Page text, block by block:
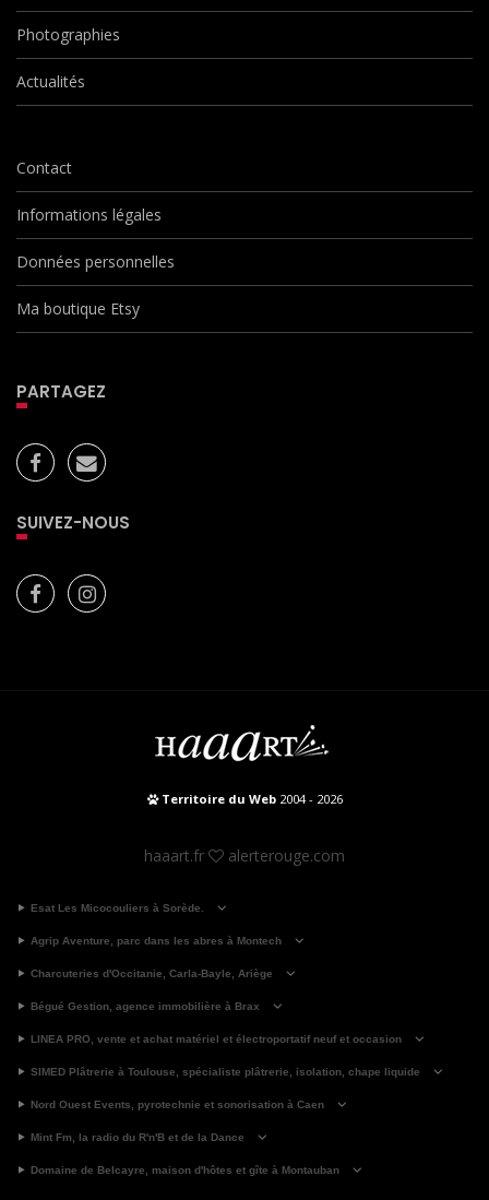
Photographies
Actualités
Contact
Informations légales
Données personnelles
Ma boutique Etsy
PARTAGEZ
SUIVEZ-NOUS
Territoire du Web2004 - 2026
haaart.fr alerterouge.com
Esat Les Micocouliers à Sorède.
Agrip Aventure, parc dans les abres à Montech
Charcuteries d'Occitanie, Carla-Bayle, Ariège
Bégué Gestion, agence immobilière à Brax
LINEA PRO, vente et achat matériel et électroportatif neuf et occasion
SIMED Plâtrerie à Toulouse, spécialiste plâtrerie, isolation, chape liquide
Nord Ouest Events, pyrotechnie et sonorisation à Caen
Mint Fm, la radio du R'n'B et de la Dance
Domaine de Belcayre, maison d'hôtes et gîte à Montauban